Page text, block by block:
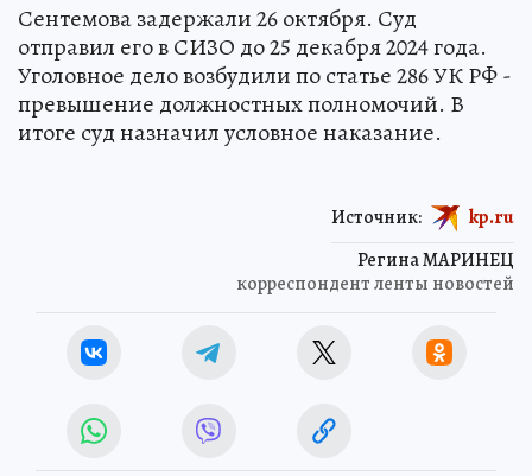
Сентемова задержали 26 октября. Суд
отправил его в СИЗО до 25 декабря 2024 года.
Уголовное дело возбудили по статье 286 УК РФ -
превышение должностных полномочий. В
итоге суд назначил условное наказание.
Регина МАРИНЕЦ
корреспондент ленты новостей
Источник: kp.ru